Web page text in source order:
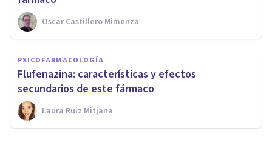
Oscar Castillero Mimenza
PSICOFARMACOLOGÍA
Flufenazina: características y efectos
secundarios de este fármaco
Laura Ruiz Mitjana